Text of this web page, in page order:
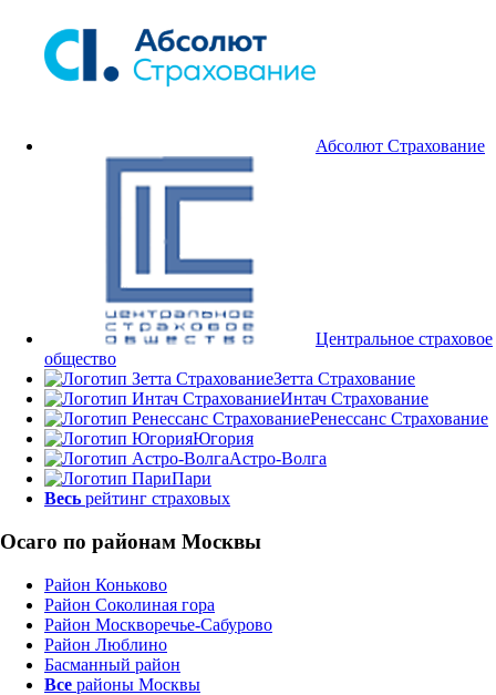
Абсолют Страхование
Центральное страховое
общество
Зетта Страхование
Интач Страхование
Ренессанс Страхование
Югория
Астро-Волга
Пари
Весь рейтинг страховых
Осаго по районам Москвы
Район Коньково
Район Соколиная гора
Район Москворечье-Сабурово
Район Люблино
Басманный район
Все районы Москвы